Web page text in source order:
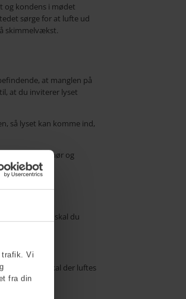
trafik. Vi
fra din
og kondens i mødet
sørge for at lufte ud
skimmelvækst.
at manglen på
at du inviterer lyset
så lyset kan komme ind,
for humør og
en termostat, skal du
fugtigt, så skal der luftes